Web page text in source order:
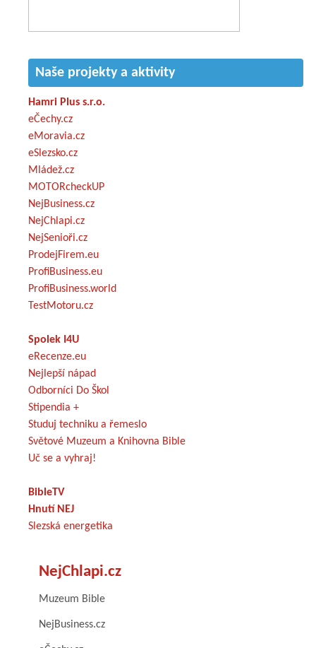
Naše projekty a aktivity
Hamri Plus s.r.o.
eČechy.cz
eMoravia.cz
eSlezsko.cz
Mládež.cz
MOTORcheckUP
NejBusiness.cz
NejChlapi.cz
NejSenioři.cz
ProdejFirem.eu
ProfiBusiness.eu
ProfiBusiness.world
TestMotoru.cz
Spolek I4U
eRecenze.eu
Nejlepší nápad
Odborníci Do Škol
Stipendia +
Studuj techniku a řemeslo
Světové Muzeum a Knihovna Bible
Uč se a vyhraj!
BibleTV
Hnutí NEJ
Slezská energetika
NejChlapi.cz
Muzeum Bible
NejBusiness.cz